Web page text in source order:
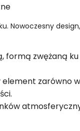
Nowoczesny
zwężaną ku
zarówno